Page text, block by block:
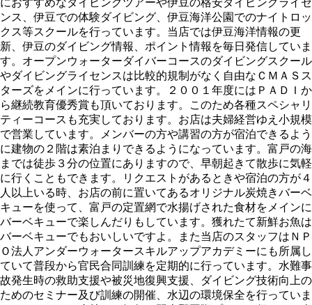
ンス、伊豆での体験ダイビング、伊豆海洋公園でのナイトロッ
クス等スクールを行っています。当店では伊豆海洋情報の更
新、伊豆のダイビング情報、ポイント情報を毎日発信していま
す。オープンウォーターダイバーコースのダイビングスクール
やダイビングライセンスは比較的規制がなく自由なＣＭＡＳス
ターズをメインに行っています。２００１年度にはＰＡＤＩか
ら継続教育優秀賞も頂いております。このため各種スペシャリ
ティーコースも充実しております。お店は夫婦経営ゆえ小規模
で営業しています。メンバーの方や講習の方が宿泊できるよう
に建物の２階は素泊まりできるようになっています。富戸の海
までは徒歩３分の位置にありますので、早朝起きて散歩に気軽
に行くこともできます。リクエストがあるときや宿泊の方が４
人以上いる時、お店の前に置いてあるオリジナル炭焼きバーベ
キューを使って、富戸の定置網で水揚げされた食材をメインに
バーベキューで楽しんだりもしています。獲れたて新鮮お魚は
バーベキューでもおいしいですよ。また当店のスタッフはＮＰ
Ｏ法人アンダーウォータースキルアップアカデミーにも所属し
ていて普段から官民合同訓練を定期的に行っています。水難事
故発生時の救助支援や被災地復興支援、ダイビング技術向上の
ためのセミナー及び訓練の開催、水辺の環境保全を行っていま